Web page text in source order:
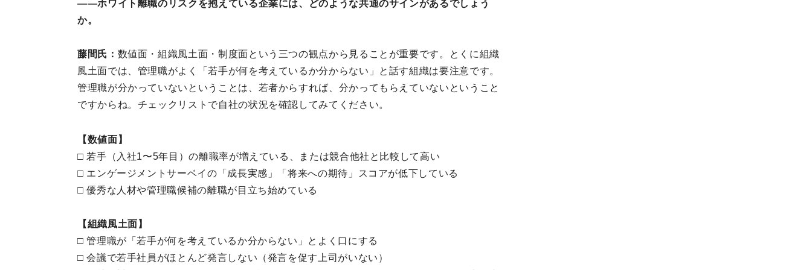
——ホワイト離職のリスクを抱えている企業には、どのような共通のサインがあるでしょう
か。
藤間氏： 数値面・組織風土面・制度面という三つの観点から見ることが重要です。とくに組織
風土面では、管理職がよく「若手が何を考えているか分からない」と話す組織は要注意です。
管理職が分かっていないということは、若者からすれば、分かってもらえていないということ
ですからね。チェックリストで自社の状況を確認してみてください。
【数値面】
□ 若手（入社1〜5年目）の離職率が増えている、または競合他社と比較して高い
□ エンゲージメントサーベイの「成長実感」「将来への期待」スコアが低下している
□ 優秀な人材や管理職候補の離職が目立ち始めている
【組織風土面】
□ 管理職が「若手が何を考えているか分からない」とよく口にする
□ 会議で若手社員がほとんど発言しない（発言を促す上司がいない）